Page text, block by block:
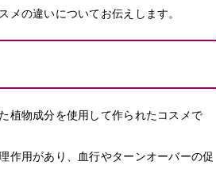
の違いについてお伝えします。
植物成分を使用して作られたコスメで
作用があり、血行やターンオーバーの促